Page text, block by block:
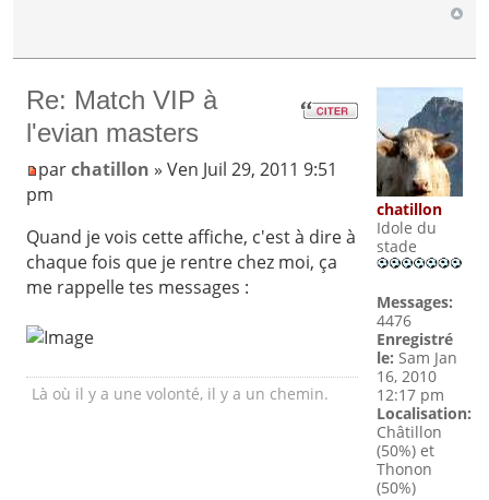
Re: Match VIP à
l'evian masters
parchatillon » Ven Juil 29, 2011 9:51
pm
Quand je vois cette affiche, c'est à dire à
chaque fois que je rentre chez moi, ça
me rappelle tes messages :
Là où il y a une volonté, il y a un chemin.
chatillon
Idole du
stade
Messages:
4476
Enregistré
le: Sam Jan
16, 2010
12:17 pm
Localisation:
Châtillon
(50%) et
Thonon
(50%)